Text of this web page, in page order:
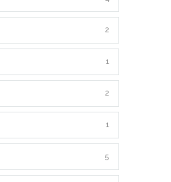
2
1
2
1
5